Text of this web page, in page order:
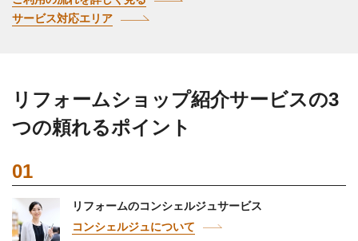
サービス対応エリア
リフォームショップ紹介サービスの3
つの頼れるポイント
01
リフォームのコンシェルジュサービス
コンシェルジュについて